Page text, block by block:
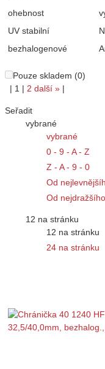
ohebnost
UV stabilní
bezhalogenové
Pouze skladem (0)
| 1 | 2 další » |
Seřadit
vybrané
vybrané
0 - 9 - A - Z
Z - A - 9 - 0
Od
Od nejdražšího
12 na stránku
12 na stránku
24 na stránku